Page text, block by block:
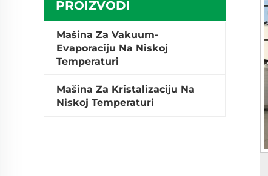
PROIZVODI
Mašina Za Vakuum-
Evaporaciju Na Niskoj
Temperaturi
Mašina Za Kristalizaciju Na
Niskoj Temperaturi